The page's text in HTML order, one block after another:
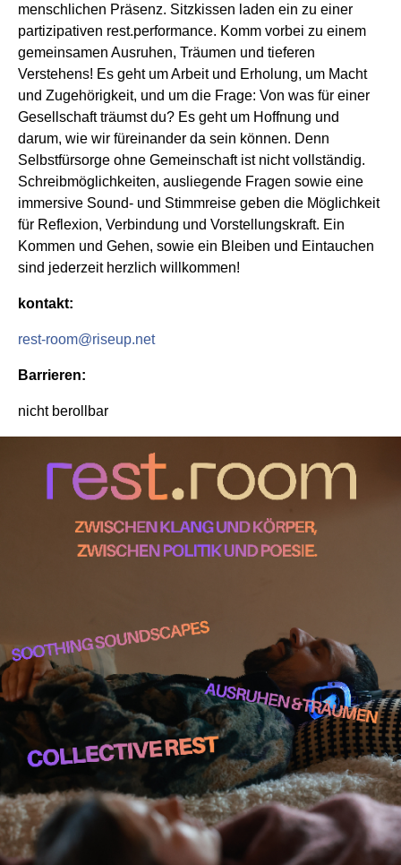
menschlichen Präsenz. Sitzkissen laden ein zu einer
partizipativen rest.performance. Komm vorbei zu einem
gemeinsamen Ausruhen, Träumen und tieferen
Verstehens! Es geht um Arbeit und Erholung, um Macht
und Zugehörigkeit, und um die Frage: Von was für einer
Gesellschaft träumst du? Es geht um Hoffnung und
darum, wie wir füreinander da sein können. Denn
Selbstfürsorge ohne Gemeinschaft ist nicht vollständig.
Schreibmöglichkeiten, ausliegende Fragen sowie eine
immersive Sound- und Stimmreise geben die Möglichkeit
für Reflexion, Verbindung und Vorstellungskraft. Ein
Kommen und Gehen, sowie ein Bleiben und Eintauchen
sind jederzeit herzlich willkommen!
kontakt:
rest-room@riseup.net
Barrieren:
nicht berollbar